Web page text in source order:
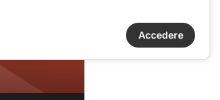
Accedere